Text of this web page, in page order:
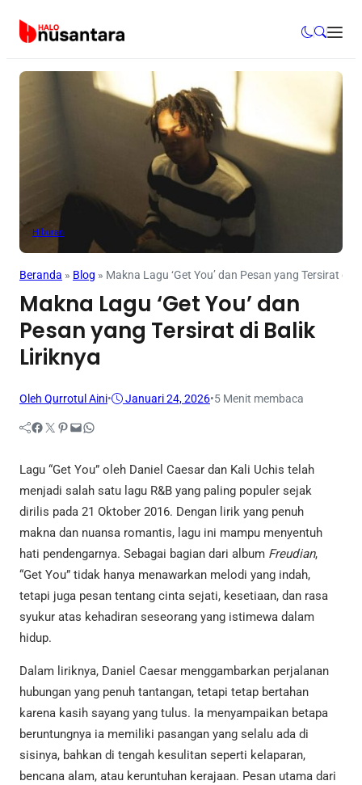
Hiburan
Beranda » Blog » Makna Lagu ‘Get You’ dan Pesan yang Tersirat di
Makna Lagu ‘Get You’ dan
Pesan yang Tersirat di Balik
Liriknya
Oleh Qurrotul Aini• Januari 24, 2026•5 Menit membaca
Facebook Twitter Pinterest Mail WhatsApp
Lagu “Get You” oleh Daniel Caesar dan Kali Uchis telah
menjadi salah satu lagu R&B yang paling populer sejak
dirilis pada 21 Oktober 2016. Dengan lirik yang penuh
makna dan nuansa romantis, lagu ini mampu menyentuh
hati pendengarnya. Sebagai bagian dari album Freudian,
“Get You” tidak hanya menawarkan melodi yang indah,
tetapi juga pesan tentang cinta sejati, kesetiaan, dan rasa
syukur atas kehadiran seseorang yang istimewa dalam
hidup.
Dalam liriknya, Daniel Caesar menggambarkan perjalanan
hubungan yang penuh tantangan, tetapi tetap bertahan
karena kasih sayang yang tulus. Ia menyampaikan betapa
beruntungnya ia memiliki pasangan yang selalu ada di
sisinya, bahkan di tengah kesulitan seperti kelaparan,
bencana alam, atau keruntuhan kerajaan. Pesan utama dari